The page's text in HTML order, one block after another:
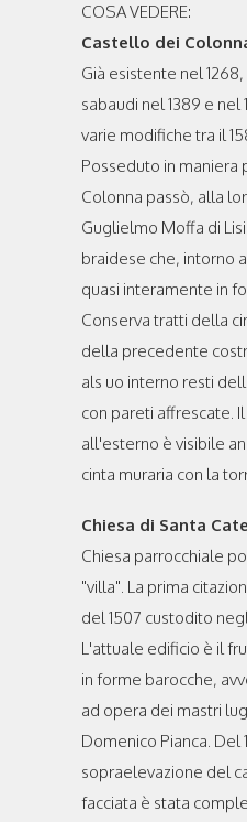
COSA VEDERE:
Castello dei
Già esistente nel
sabaudi nel 1389 e
varie modifiche tra il
Posseduto in maniera
Colonna passò, alla
Guglielmo Moffa di
braidese che, intorno
quasi interamente in
Conserva tratti della
della precedente
als uo interno resti
con pareti affrescate.
all'esterno è visibile
cinta muraria con la
Chiesa di Santa
Chiesa parrocchiale
"villa". La prima
del 1507 custodito
L'attuale edificio è il
in forme barocche,
ad opera dei mastri
Domenico Pianca. Del
sopraelevazione del
facciata è stata